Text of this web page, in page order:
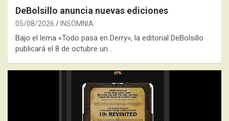
DeBolsillo anuncia nuevas ediciones
05/08/2026 INSOMNIA
Bajo el lema «Todo pasa en Derry», la editorial DeBolsillo
publicará el 8 de octubre un…